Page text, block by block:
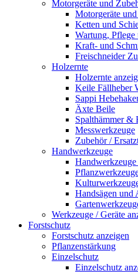
Motorgeräte und
Motorgeräte
Ketten und
Wartung,
Kraft- und
Freischneider
Holzernte
Holzernte
Keile Fällheber
Sappi
Äxte Beile
Spalthämmer &
Messwerkzeuge
Zubehör /
Handwerkzeuge
Handwerkzeuge
Handsägen und
Werkzeuge / Geräte
Forstschutz
Forstschutz anzeigen
Pflanzenstärkung
Einzelschutz
Einzelschutz